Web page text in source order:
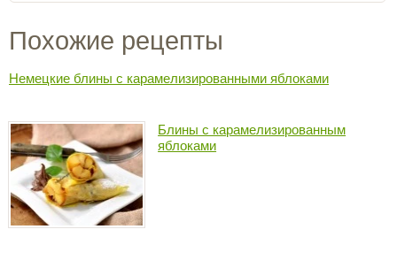
Похожие рецепты
Немецкие блины с карамелизированными яблоками
Блины с карамелизированным
яблоками